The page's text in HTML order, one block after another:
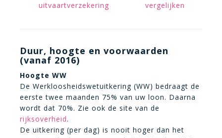
uitvaartverzekering
vergelijken
Duur, hoogte en voorwaarden
(vanaf 2016)
Hoogte WW
De Werkloosheidswetuitkering (WW) bedraagt de
eerste twee maanden 75% van uw loon. Daarna
wordt dat 70%. Zie ook de site van de
rijksoverheid.
De uitkering (per dag) is nooit hoger dan het